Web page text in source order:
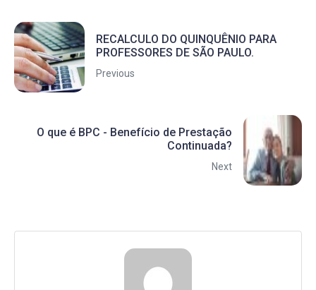
RECALCULO DO QUINQUÊNIO PARA
PROFESSORES DE SÃO PAULO.
Previous
O que é BPC - Benefício de Prestação
Continuada?
Next